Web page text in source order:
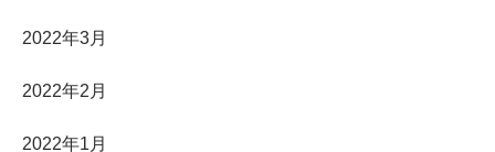
2022年3月
2022年2月
2022年1月